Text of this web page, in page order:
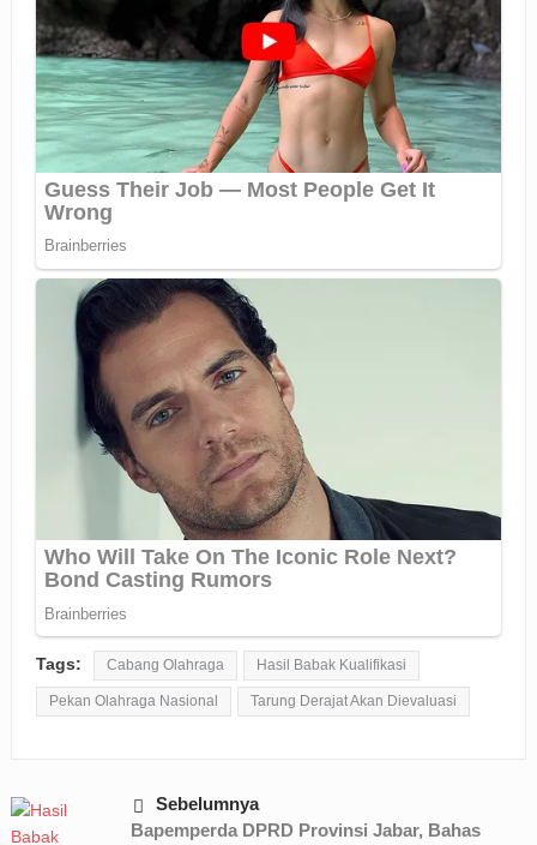
Tags: Cabang Olahraga Hasil Babak Kualifikasi
Pekan Olahraga Nasional Tarung Derajat Akan Dievaluasi
Sebelumnya
Bapemperda DPRD Provinsi Jabar, Bahas